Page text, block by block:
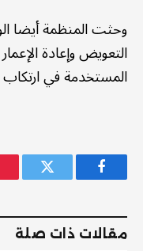
وحثت المنظمة أيضا
التعويض وإعادة
المستخدمة في
فيسبوك تويتر
مقالات ذات صلة